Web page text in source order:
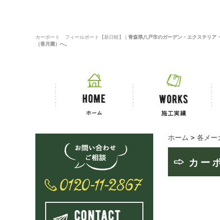
カーポート フィールポート【新日軽】 | 青森県八戸市のガーデン・エクステリア
（香月園）へ。
ホーム > 各メー
カー